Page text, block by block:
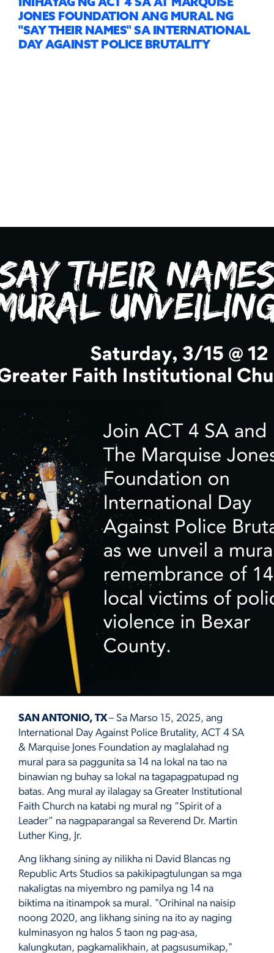
JONES FOUNDATION ANG MURAL NG
"SAY THEIR NAMES" SA INTERNATIONAL
DAY AGAINST POLICE BRUTALITY
SAN ANTONIO, TX– Sa Marso 15, 2025, ang
International Day Against Police Brutality, ACT 4 SA
& Marquise Jones Foundation ay maglalahad ng
mural para sa paggunita sa 14 na lokal na tao na
binawian ng buhay sa lokal na tagapagpatupad ng
batas. Ang mural ay ilalagay sa Greater Institutional
Faith Church na katabi ng mural ng “Spirit of a
Leader” na nagpaparangal sa Reverend Dr. Martin
Luther King, Jr.
Ang likhang sining ay nilikha ni David Blancas ng
Republic Arts Studios sa pakikipagtulungan sa mga
nakaligtas na miyembro ng pamilya ng 14 na
biktima na itinampok sa mural. "Orihinal na naisip
noong 2020, ang likhang sining na ito ay naging
kulminasyon ng halos 5 taon ng pag-asa,
kalungkutan, pagkamalikhain, at pagsusumikap,"